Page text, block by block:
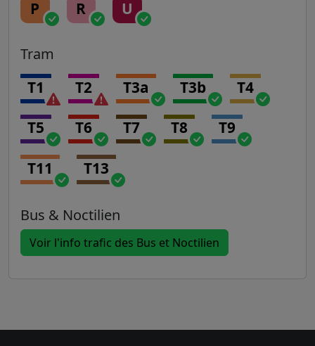
P R U
Tram
T1 T2 T3a T3b T4
T5 T6 T7 T8 T9
T11 T13
Bus & Noctilien
Voir l'info trafic des Bus et Noctilien